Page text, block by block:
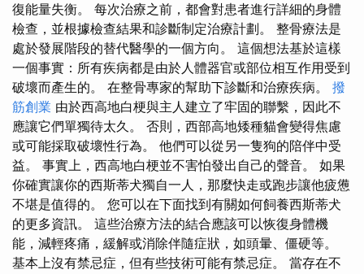
復能量失衡。 每次治療之前，都會對患者進行詳細的身體
檢查，並根據檢查結果和診斷制定治療計劃。 整骨療法是
處於發展階段的替代醫學的一個方向。 這個想法基於這樣
一個事實：所有疾病都是由於人體器官或部位相互作用受到
破壞而產生的。 在整骨專家的幫助下診斷和治療疾病。 撥
筋創業 由於西高地白梗與主人建立了牢固的聯繫，因此不
應讓它們單獨待太久。 否則，西部高地矮種貓會變得焦慮
或可能採取破壞性行為。 他們可以從另一隻狗的陪伴中受
益。 事實上，西高地白梗並不害怕發出自己的聲音。 如果
你確實讓你的西斯蒂犬獨自一人，那麼快走或跑步讓他疲憊
不堪是值得的。 您可以在下面找到有關如何飼養西斯蒂犬
的更多資訊。 這些治療方法的結合應該可以恢復身體機
能，減輕疼痛，緩解或消除伴隨症狀，如頭暈、僵硬等。
基本上沒有禁忌症，但有些技術可能有禁忌症。 當存在不